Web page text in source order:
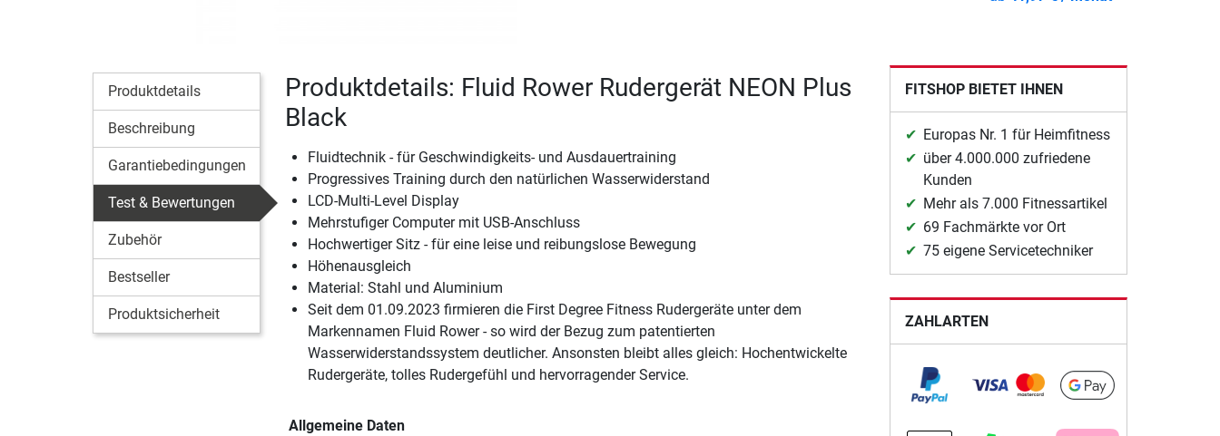
Produktdetails
Beschreibung
Garantiebedingungen
Test & Bewertungen
Zubehör
Bestseller
Produktsicherheit
Produktdetails: Fluid Rower Rudergerät NEON Plus
Black
Fluidtechnik - für Geschwindigkeits- und Ausdauertraining
Progressives Training durch den natürlichen Wasserwiderstand
LCD-Multi-Level Display
Mehrstufiger Computer mit USB-Anschluss
Hochwertiger Sitz - für eine leise und reibungslose Bewegung
Höhenausgleich
Material: Stahl und Aluminium
Seit dem 01.09.2023 firmieren die First Degree Fitness Rudergeräte unter dem
Markennamen Fluid Rower - so wird der Bezug zum patentierten
Wasserwiderstandssystem deutlicher. Ansonsten bleibt alles gleich: Hochentwickelte
Rudergeräte, tolles Rudergefühl und hervorragender Service.
Allgemeine Daten
FITSHOP BIETET IHNEN
Europas Nr. 1 für Heimfitness
über 4.000.000 zufriedene
Kunden
Mehr als 7.000 Fitnessartikel
69 Fachmärkte vor Ort
75 eigene Servicetechniker
ZAHLARTEN